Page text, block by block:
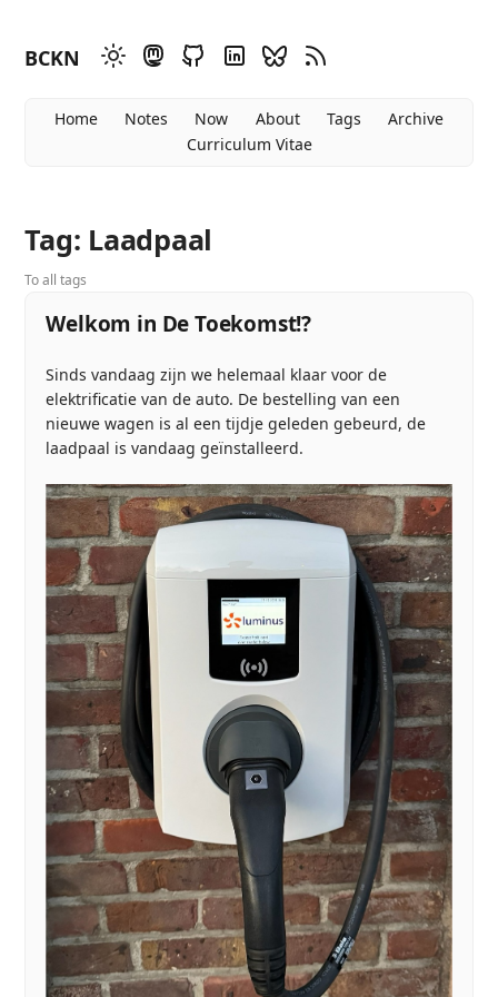
BCKN
Home Notes Now About Tags
Archive
Curriculum Vitae
Tag: Laadpaal
To all tags
Welkom in De Toekomst!?
Sinds vandaag zijn we helemaal klaar voor de
elektrificatie van de auto. De bestelling van een
nieuwe wagen is al een tijdje geleden gebeurd, de
laadpaal is vandaag geïnstalleerd.